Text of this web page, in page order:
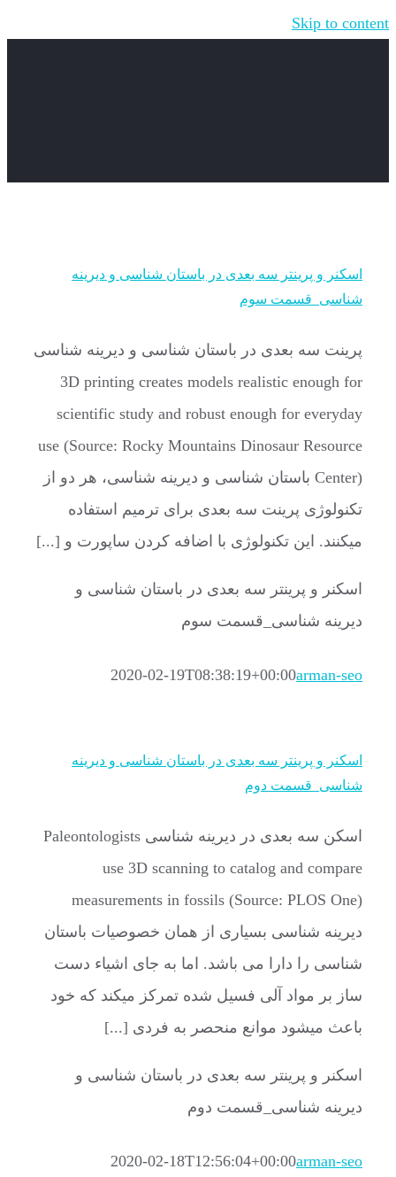
Skip to content
اسکنر و پرینتر سه بعدی در باستان شناسی و دیرینه
شناسی_قسمت سوم
پرینت سه بعدی در باستان شناسی و دیرینه شناسی
3D printing creates models realistic enough for
scientific study and robust enough for everyday
use (Source: Rocky Mountains Dinosaur Resource
Center) باستان شناسی و دیرینه شناسی، هر دو از
تکنولوژی پرینت سه بعدی برای ترمیم استفاده
میکنند. این تکنولوژی با اضافه کردن ساپورت و [...]
اسکنر و پرینتر سه بعدی در باستان شناسی و
دیرینه شناسی_قسمت سوم
arman-seo
2020-02-19T08:38:19+00:00
اسکنر و پرینتر سه بعدی در باستان شناسی و دیرینه
شناسی_قسمت دوم
اسکن سه بعدی در دیرینه شناسی Paleontologists
use 3D scanning to catalog and compare
measurements in fossils (Source: PLOS One)
دیرینه شناسی بسیاری از همان خصوصیات باستان
شناسی را دارا می باشد. اما به جای اشیاء دست
ساز بر مواد آلی فسیل شده تمرکز میکند که خود
باعث میشود موانع منحصر به فردی [...]
اسکنر و پرینتر سه بعدی در باستان شناسی و
دیرینه شناسی_قسمت دوم
arman-seo
2020-02-18T12:56:04+00:00